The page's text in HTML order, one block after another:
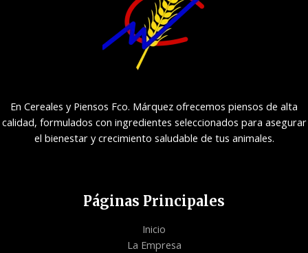
En Cereales y Piensos Fco. Márquez ofrecemos piensos de alta
calidad, formulados con ingredientes seleccionados para asegurar
el bienestar y crecimiento saludable de tus animales.
Páginas Principales
Inicio
La Empresa